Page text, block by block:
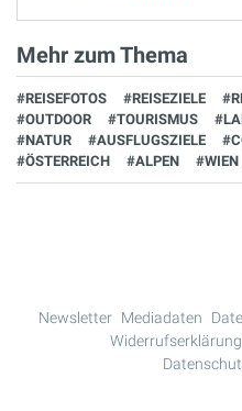
Mehr zum Thema
#REISEFOTOS #REISEZIELE
#OUTDOOR
#TOURISMUS
#NATUR
#AUSFLUGSZIELE
#ÖSTERREICH
#ALPEN #WIEN
Newsletter Mediadaten
Widerrufserklärung